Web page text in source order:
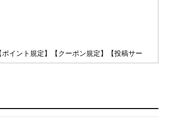
イント規定】【クーポン規定】【投稿サー